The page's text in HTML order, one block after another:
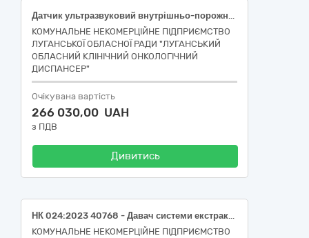
Датчик ультразвуковий внутрішньо-порожнинний (трансвагінальний) (код ДК 021:2015:33110000-4 Візуалізаційне обладнання для потреб медицини, стоматології та ветеринарної медицини (ДК 021:2015:33112000-8 Візуалізаційне обладнання з використанням ехографії, ультразвуку чи доплерографії), код НК 024:2023:40771 Давач для системи ультразвукової візуалізації ректальний/вагінальний, код НК 031:2024 - Z110402 Ультразвукові датчики)
КОМУНАЛЬНЕ НЕКОМЕРЦІЙНЕ ПІДПРИЄМСТВО
ЛУГАНСЬКОЇ ОБЛАСНОЇ РАДИ "ЛУГАНСЬКИЙ
ОБЛАСНИЙ КЛІНІЧНИЙ ОНКОЛОГІЧНИЙ
ДИСПАНСЕР"
Очікувана вартість
266 030,00 UAH
з ПДВ
Дивитись
НК 024:2023 40768 - Давач системи екстракорпоральної ультразвукової візуалізації ручний, НК 031:2024 - Z12050301 — Системи моніторування ЕКГ
КОМУНАЛЬНЕ НЕКОМЕРЦІЙНЕ ПІДПРИЄМСТВО